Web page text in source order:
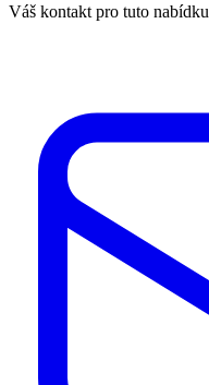
Váš kontakt pro tuto nabídku